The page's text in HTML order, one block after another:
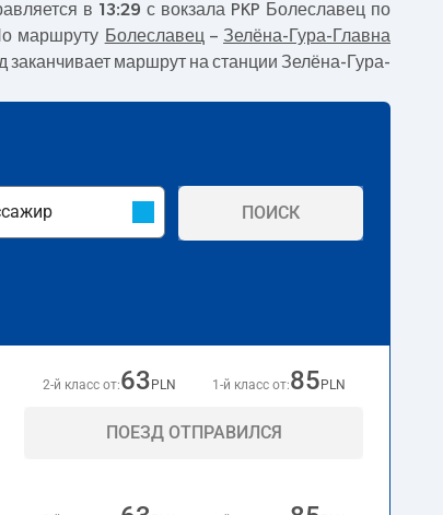
в 13:29 с вокзала PKP Болеславец по
маршруту Болеславец – Зелёна-Гура-Главна
заканчивает маршрут на станции Зелёна-Гура-
ПОИСК
2-й класс от:63 PLN 1-й класс от:85 PLN
ПОЕЗД ОТПРАВИЛСЯ